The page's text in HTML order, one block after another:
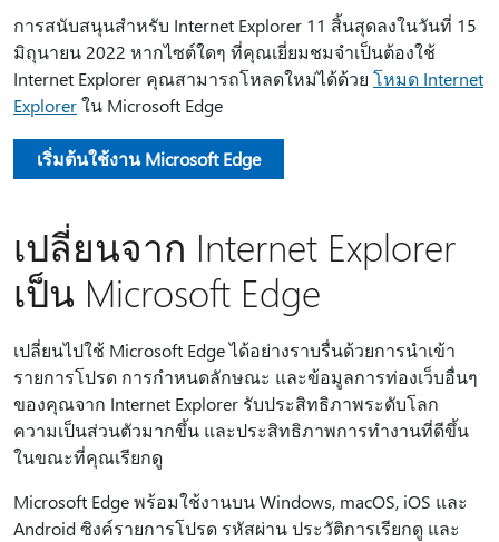
การสนับสนุนสำหรับ Internet Explorer 11 สิ้นสุดลงในวันที่ 15
มิถุนายน 2022 หากไซต์ใดๆ ที่คุณเยี่ยมชมจําเป็นต้องใช้
Internet Explorer คุณสามารถโหลดใหม่ได้ด้วย โหมด Internet
Explorerใน Microsoft Edge
เริ่มต้นใช้งาน Microsoft Edge
เปลี่ยนจาก Internet Explorer
เป็น Microsoft Edge
เปลี่ยนไปใช้ Microsoft Edge ได้อย่างราบรื่นด้วยการนําเข้า
รายการโปรด การกําหนดลักษณะ และข้อมูลการท่องเว็บอื่นๆ
ของคุณจาก Internet Explorer รับประสิทธิภาพระดับโลก
ความเป็นส่วนตัวมากขึ้น และประสิทธิภาพการทํางานที่ดีขึ้น
ในขณะที่คุณเรียกดู
Microsoft Edge พร้อมใช้งานบน Windows, macOS, iOS และ
Android ซิงค์รายการโปรด รหัสผ่าน ประวัติการเรียกดู และ